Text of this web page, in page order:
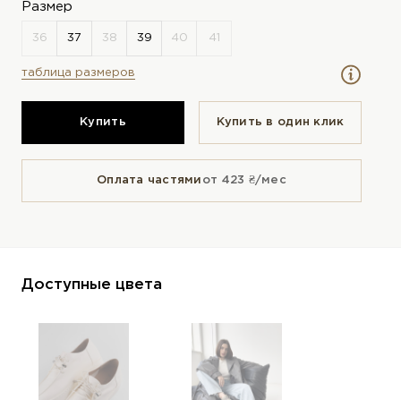
Размер
таблица размеров
Купить Купить в один клик
Оплата частями от 423 ₴/мес
Доступные цвета